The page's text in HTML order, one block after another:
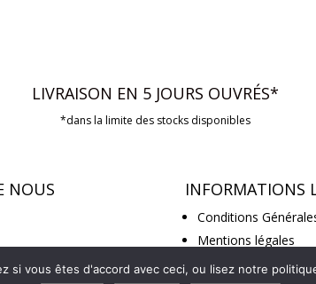
LIVRAISON EN 5 JOURS OUVRÉS*
*dans la limite des stocks disponibles
NOUS INFORMATIONS
Conditions
Mentions légales
Politique de
si vous êtes d'accord avec ceci, ou lisez notre